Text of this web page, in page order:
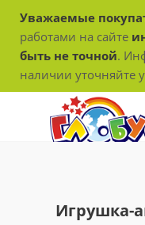
Уважаемые
работами на сайте
быть не точной.
наличии уточняйте
Игрушка-